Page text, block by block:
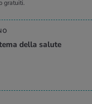
gratuiti.
della sa­lu­te